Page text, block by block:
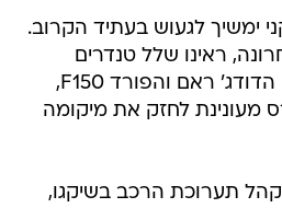
ימשיך לגעוש בעתיד הקרוב.
ראינו שלל טנדרים
אמריקניים חדשים כמו הדודג' ראם והפורד F150,
מעונינת לחזק את מיקומה
תערוכת הרכב בשיקגו,